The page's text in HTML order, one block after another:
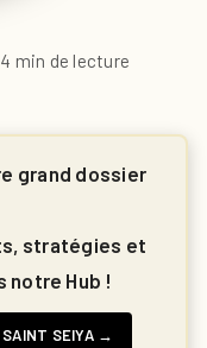
4 min de lecture
grand dossier
stratégies et
notre Hub !
SAINT SEIYA →